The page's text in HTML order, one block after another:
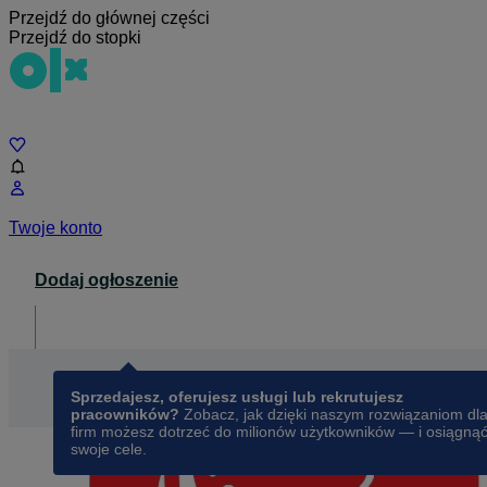
Przejdź do głównej części
Przejdź do stopki
Twoje konto
Dodaj ogłoszenie
Sprzedajesz, oferujesz usługi lub rekrutujesz
pracowników? Zobacz, jak dzięki naszym rozwiązaniom dla
firm możesz dotrzeć do milionów użytkowników — i osiągnąć
swoje cele.